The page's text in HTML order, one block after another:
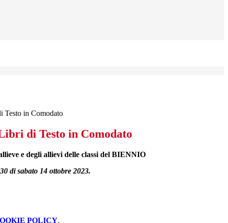
in Comodato
di Testo in Comodato
e degli allievi delle classi del BIENNIO
di sabato 14 ottobre 2023.
POLICY.